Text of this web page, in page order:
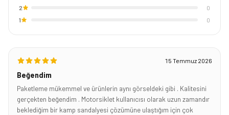
2
0
1
0
15 Temmuz 2026
Beğendim
Paketleme mükemmel ve ürünlerin aynı görseldeki gibi . Kalitesini
gerçekten beğendim . Motorsiklet kullanıcısı olarak uzun zamandır
beklediğim bir kamp sandalyesi çözümüne ulaştığım için çok